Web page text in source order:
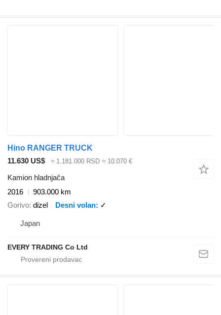
Hino RANGER TRUCK
11.630 US$
≈ 1.181.000 RSD ≈ 10.070 €
Kamion hladnjača
2016
903.000 km
Gorivo dizel Desni volan ✓
Japan
EVERY TRADING Co Ltd